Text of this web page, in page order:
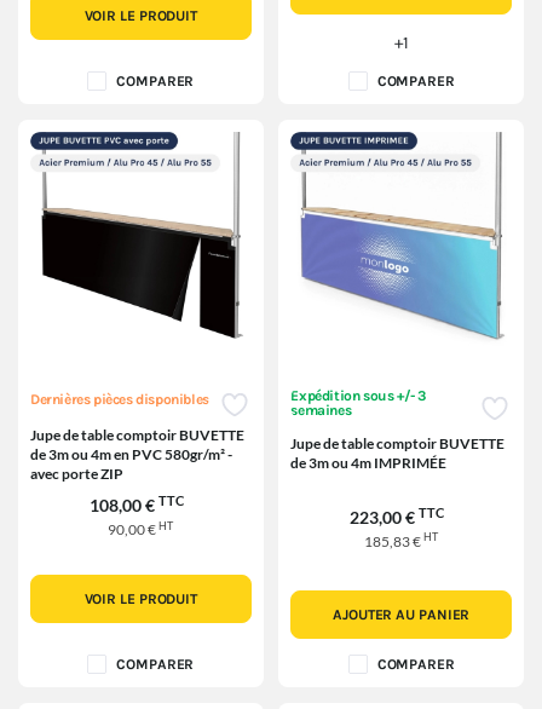
VOIR LE PRODUIT
COMPARER
+1
COMPARER
Dernières pièces disponibles
Jupe de table comptoir BUVETTE
de 3m ou 4m en PVC 580gr/m² -
avec porte ZIP
108,00 € TTC
90,00 €HT
VOIR LE PRODUIT
COMPARER
Expédition sous +/- 3
semaines
Jupe de table comptoir BUVETTE
de 3m ou 4m IMPRIMÉE
223,00 € TTC
185,83 €HT
AJOUTER AU PANIER
COMPARER